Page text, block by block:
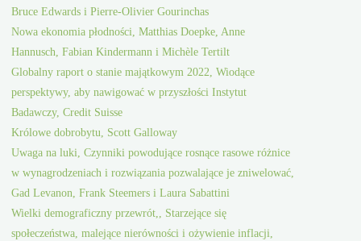
Bruce Edwards i Pierre-Olivier Gourinchas
Nowa ekonomia płodności, Matthias Doepke, Anne
Hannusch, Fabian Kindermann i Michèle Tertilt
Globalny raport o stanie majątkowym 2022, Wiodące
perspektywy, aby nawigować w przyszłości Instytut
Badawczy, Credit Suisse
Królowe dobrobytu, Scott Galloway
Uwaga na luki, Czynniki powodujące rosnące rasowe różnice
w wynagrodzeniach i rozwiązania pozwalające je zniwelować,
Gad Levanon, Frank Steemers i Laura Sabattini
Wielki demograficzny przewrót,, Starzejące się
społeczeństwa, malejące nierówności i ożywienie inflacji,